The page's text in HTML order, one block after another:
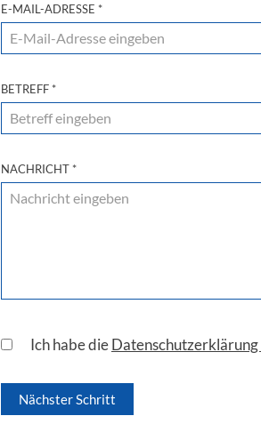
E-MAIL-ADRESSE *
BETREFF *
NACHRICHT *
Ich habe dieDatenschutzerklärung
Nächster Schritt